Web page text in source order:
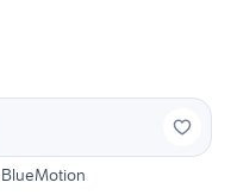
BlueMotion